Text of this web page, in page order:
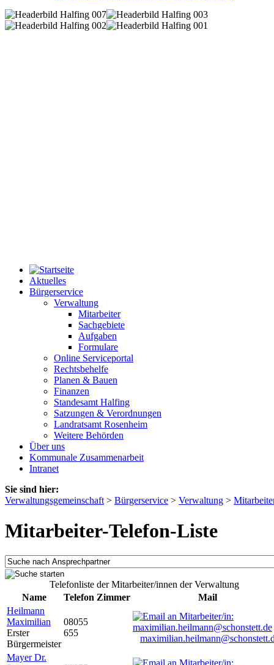
Aktuelles
Bürgerservice
Verwaltung
Mitarbeiter
Sachgebiete
Aufgaben
Formulare
Online Serviceportal
Rechtsbehelfe
Planen & Bauen
Finanzen
Standesamt Halfing
Satzungen & Verordnungen
Landratsamt Rosenheim
Weitere Behörden
Über uns
Kommunale Zusammenarbeit
Intranet
Sie sind hier:
Verwaltungsgemeinschaft > Bürgerservice > Verwaltung >
Mitarbeiter-Telefon-Liste
Telefonliste der Mitarbeiter/innen der Verwaltung
Name
Telefon Zimmer
Mail
Heilmann
Maximilian
Erster
Bürgermeister
08055
655
Mayer Dr.